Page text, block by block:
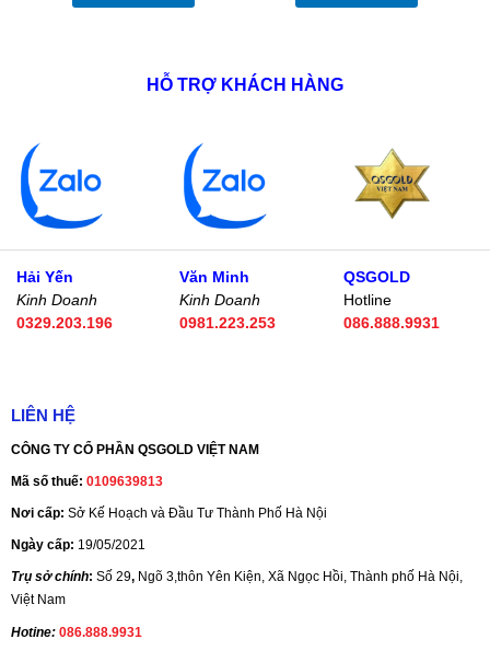
HỖ TRỢ KHÁCH HÀNG
Hải Yến
Kinh Doanh
0329.203.196
Văn Minh
Kinh Doanh
0981.223.253
QSGOLD
Hotline
086.888.9931
LIÊN HỆ
CÔNG TY CỔ PHẦN QSGOLD VIỆT NAM
Mã số thuế: 0109639813
Nơi cấp: Sở Kế Hoạch và Đầu Tư Thành Phố Hà Nội
Ngày cấp: 19/05/2021
Trụ sở chính: Số 29, Ngõ 3,thôn Yên Kiện, Xã Ngọc Hồi, Thành phố Hà Nội,
Việt Nam
Hotine: 086.888.9931